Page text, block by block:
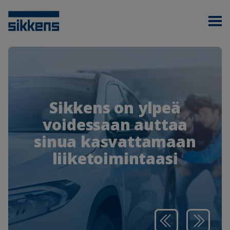
Sikkens on ylpeä
voidessaan auttaa
sinua kasvattamaan
liiketoimintaasi